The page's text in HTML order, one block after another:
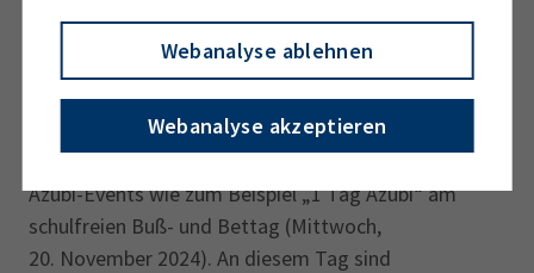
Webanalyse ablehnen
Webanalyse akzeptieren
Follower auf dem TikTok-Kanal „die.Azubis“ und
motivieren sie, sich auf das Abenteuer Ausbildung
einzulassen. Darüber hinaus setzt die IHK München
gemeinsam mit ihren Mitgliedsunternehmen auch
auf regionale Aktionen, Beratungsangebote und
Azubi-Events wie zum Beispiel „1 Tag Azubi“ am
schulfreien Buß- und Bettag (Mittwoch,
20. November 2024). An diesem Tag sind